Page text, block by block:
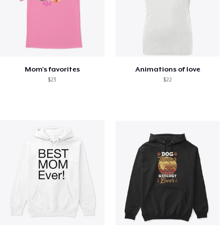
Mom's favorites
$23
Animations of love
$22